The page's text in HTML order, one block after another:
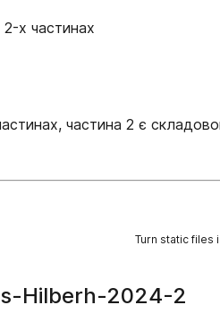
х частинах
частина 2 є
Turn static files
Hilberh-2024-2